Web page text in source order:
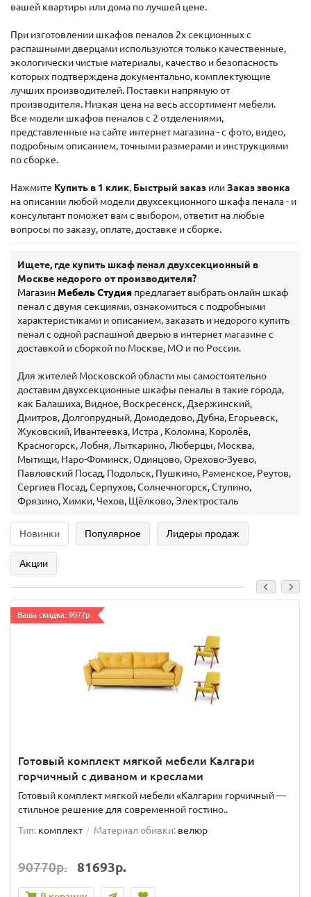
вашей квартиры или дома по лучшей цене.
При изготовлении шкафов пеналов 2х секционных с
распашными дверцами используются только качественные,
экологически чистые материалы, качество и безопасность
которых подтверждена документально, комплектующие
лучших производителей. Поставки напрямую от
производителя. Низкая цена на весь ассортимент мебели.
Все модели шкафов пеналов с 2 отделениями,
представленные на сайте интернет магазина - с фото, видео,
подробным описанием, точными размерами и инструкциями
по сборке.
Нажмите Купить в 1 клик, Быстрый заказ илиЗаказ звонка
на описании любой модели двухсекционного шкафа пенала - и
консультант поможет вам с выбором, ответит на любые
вопросы по заказу, оплате, доставке и сборке.
Ищете, где купить шкаф пенал двухсекционный в
Москве недорого от производителя?
Магазин Мебель Студия предлагает выбрать онлайн шкаф
пенал с двумя секциями, ознакомиться с подробными
характеристиками и описанием, заказать и недорого купить
пенал с одной распашной дверью в интернет магазине с
доставкой и сборкой по Москве, МО и по России.
Для жителей Московской области мы самостоятельно
доставим двухсекционные шкафы пеналы в такие города,
как Балашиха, Видное, Воскресенск, Дзержинский,
Дмитров, Долгопрудный, Домодедово, Дубна, Егорьевск,
Жуковский, Ивантеевка, Истра , Коломна, Королёв,
Красногорск, Лобня, Лыткарино, Люберцы, Москва,
Мытищи, Наро-Фоминск, Одинцово, Орехово-Зуево,
Павловский Посад, Подольск, Пушкино, Раменское, Реутов,
Сергиев Посад, Серпухов, Солнечногорск, Ступино,
Фрязино, Химки, Чехов, Щёлково, Электросталь
Новинки Популярное Лидеры продаж
Акции
Ваша скидка: 9077р.
Готовый комплект мягкой мебели Калгари
горчичный с диваном и креслами
Готовый комплект мягкой мебели «Калгари» горчичный —
стильное решение для современной гостино..
Тип: комплект Материал обивки: велюр
90770р. 81693р.